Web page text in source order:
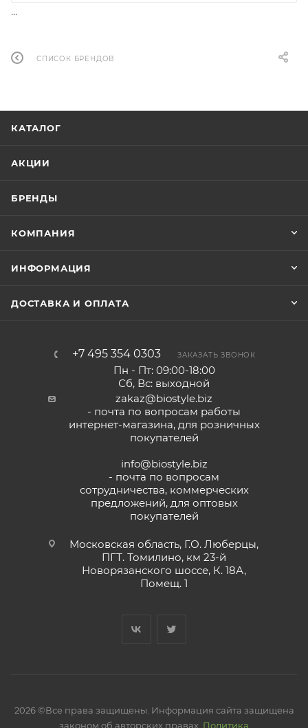
...
СПИСОК БРЕНДОВ
КАТАЛОГ
АКЦИИ
БРЕНДЫ
КОМПАНИЯ
ИНФОРМАЦИЯ
ДОСТАВКА И ОПЛАТА
+7 495 354 0303 ЗАКАЗАТЬ ЗВОНОК
Пн - Пт: 09:00-18:00
Сб, Вс: выходной
zakaz@biostyle.biz
- почта по вопросам работы
интернет-магазина, для розничных
покупателей
info@biostyle.biz
- почта по вопросам
сотрудничества, коммерческих
предложений, для оптовых
покупателей
Московская область, Г.О. Люберцы,
ПГТ. Томилино, км 23-й
Новорязанского шоссе, К. 18А,
Помещ. 1
2026 ©Все права защищены. Информация сайта защищена
законом об авторских правах. Политика